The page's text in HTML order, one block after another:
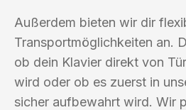
Außerdem bieten wir dir
Transportmöglichkeiten an.
ob dein Klavier direkt von
wird oder ob es zuerst in
sicher aufbewahrt wird. Wir